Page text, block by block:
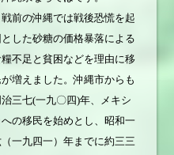
前の沖縄では戦後恐慌を起
とした砂糖の価格暴落による
不足と貧困などを理由に移
が増えました。沖縄市からも
三七(一九〇四)年、メキシ
への移民を始めとし、昭和一
一九四一）年までに約三三